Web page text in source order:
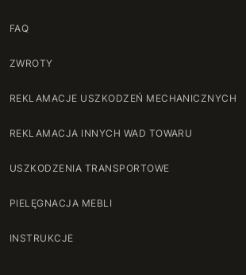
FAQ
ZWROTY
REKLAMACJE USZKODZEŃ MECHANICZNYCH
REKLAMACJA INNYCH WAD TOWARU
USZKODZENIA TRANSPORTOWE
PIELĘGNACJA MEBLI
INSTRUKCJE